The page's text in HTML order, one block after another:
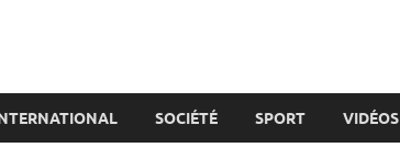
SOCIÉTÉ SPORT VIDÉOS